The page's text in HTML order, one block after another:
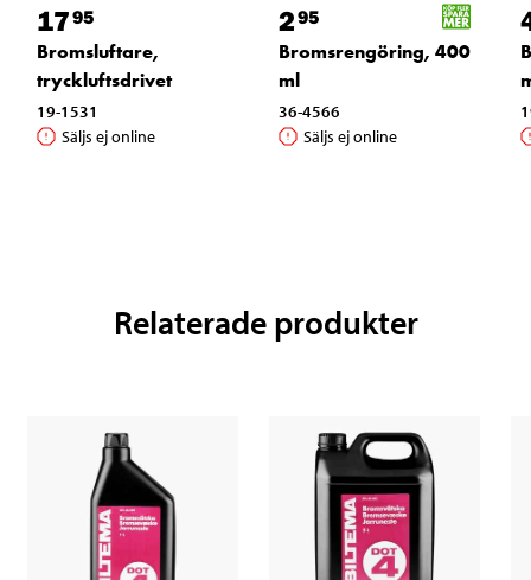
1795
Bromsluftare,
tryckluftsdrivet
19-1531
Säljs ej online
295
Bromsrengöring, 400
ml
36-4566
Säljs ej online
Relaterade produkter